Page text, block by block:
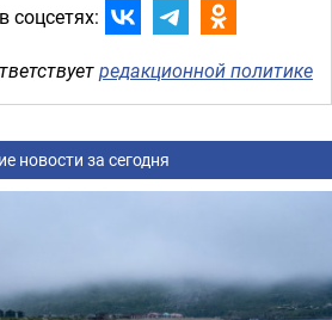
соцсетях:
редакционной политике
новости за сегодня